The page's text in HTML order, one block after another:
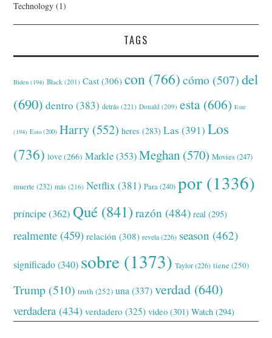
Technology (1)
TAGS
Biden (194) Black (201) Cast (306) con (766) cómo (507) del
(690) dentro (383) detrás (221) Donald (209) esta (606) Este
(194) Esto (200) Harry (552) heres (283) Las (391) Los
(736) love(266) Markle(353) Meghan (570) Movies(247)
muerte (232) más (216) Netflix (381) Para(240) por (1336)
príncipe(362) Qué (841) razón (484) real (295)
realmente (459) relación (308) revela(226) season (462)
significado(340) sobre (1373) Taylor(226) tiene(250)
Trump (510) truth (252) una (337) verdad (640)
verdadera (434) verdadero (325) video (301) Watch (294)